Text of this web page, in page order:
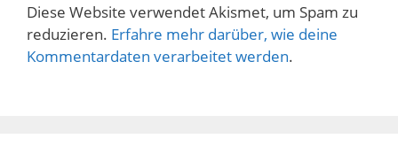
Diese Website verwendet Akismet, um Spam zu
reduzieren. Erfahre mehr darüber, wie deine
Kommentardaten verarbeitet werden.